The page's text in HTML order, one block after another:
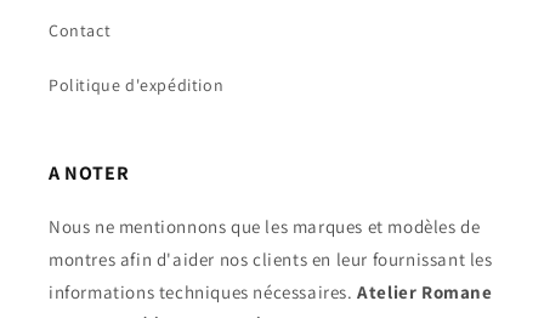
Contact
Politique d'expédition
A NOTER
Nous ne mentionnons que les marques et modèles de
montres afin d'aider nos clients en leur fournissant les
informations techniques nécessaires. Atelier Romane